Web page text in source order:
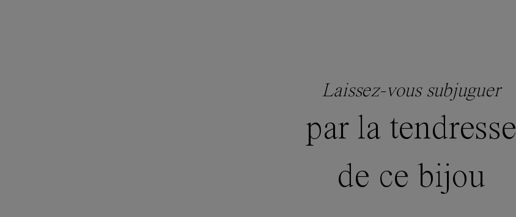
Laissez-vous subjuguer
par la tendresse
de ce bijou